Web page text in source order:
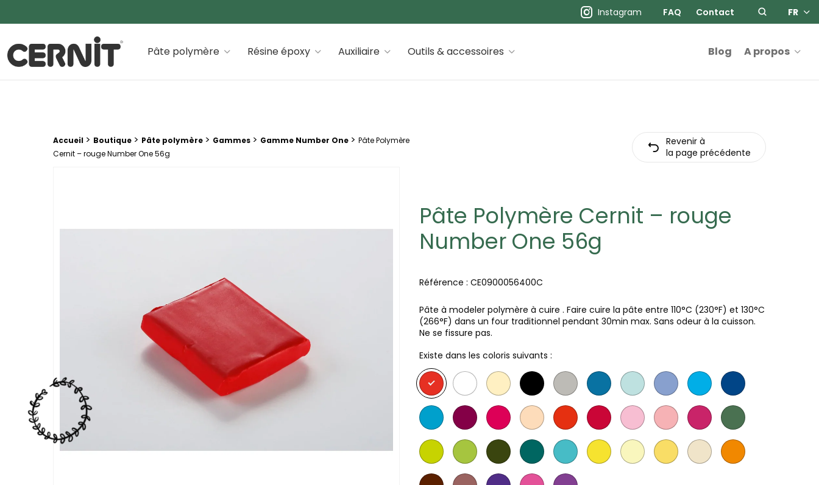
Instagram FAQ Contact FR
Cernit Une qualité haut de gamme pour des créations premiums
Pâte polymère Résine époxy Auxiliaire Outils & accessoires Blog A propos
Fil d'Ariane :
Accueil > Boutique > Pâte polymère > Gammes > Gamme Number One > Pâte Polymère
Cernit – rouge Number One 56g
Revenir à
la page précédente
Pâte Polymère Cernit – rouge
Number One 56g
Référence : CE0900056400C
Pâte à modeler polymère à cuire . Faire cuire la pâte entre 110°C (230°F) et 130°C
(266°F) dans un four traditionnel pendant 30min max. Sans odeur à la cuisson.
Ne se fissure pas.
Existe dans les coloris suivants :